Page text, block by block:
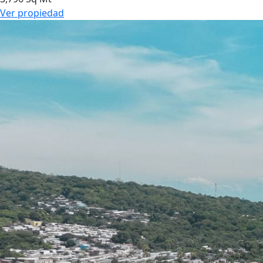
Ver propiedad